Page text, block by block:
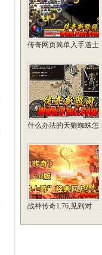
传奇网页简单入手道士
什么办法的天狼蜘蛛怎
战神传奇1.76,见到对